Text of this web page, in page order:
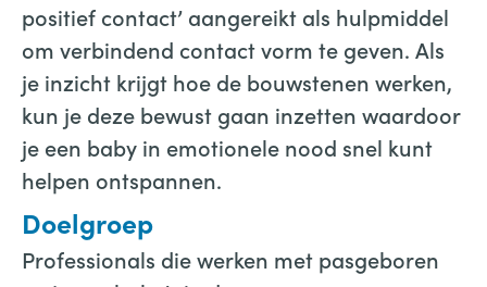
positief contact’ aangereikt als hulpmiddel
om verbindend contact vorm te geven. Als
je inzicht krijgt hoe de bouwstenen werken,
kun je deze bewust gaan inzetten waardoor
je een baby in emotionele nood snel kunt
helpen ontspannen.
Doelgroep
Professionals die werken met pasgeboren